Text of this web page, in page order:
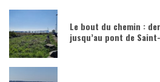
Le bout du chemin :
jusqu’au pont de